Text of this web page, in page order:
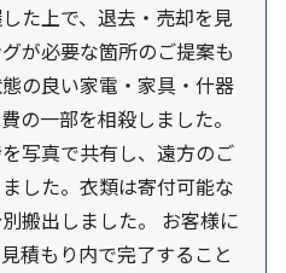
た上で、退去・売却を見
が必要な箇所のご提案も
の良い家電・家具・什器
の一部を相殺しました。
写真で共有し、遠方のご
した。衣類は寄付可能な
搬出しました。 お客様に
積もり内で完了すること